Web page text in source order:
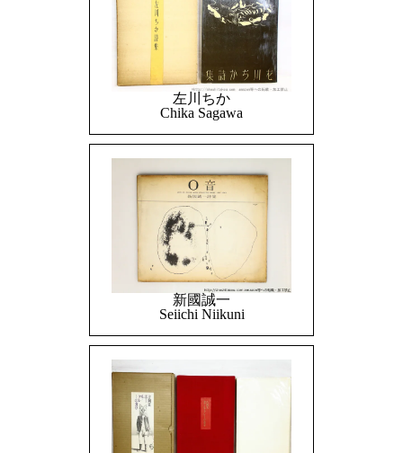
左川ちか
Chika Sagawa
新國誠一
Seiichi Niikuni